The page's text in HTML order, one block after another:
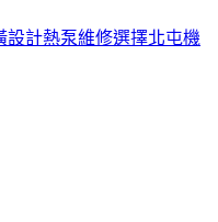
設計熱泵維修選擇北屯機